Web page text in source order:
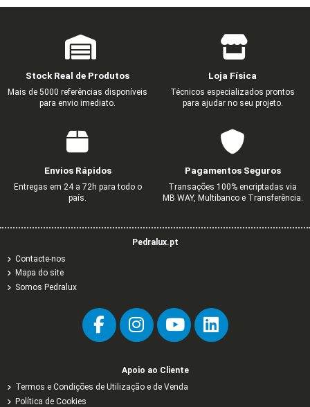
TECLA SIMPLES
0,80 € 1,34 €
ESPELHO DUPLO
1,27 €2,12 €
0,97 € 1,62 €
SUPORTE PARA TAMPA
COMUTADOR DE
Stock Real de Produtos
Mais de 5000 referências disponíveis
para envio imediato.
Loja Física
Técnicos especializados prontos
para ajudar no seu projeto.
Envios Rápidos
Entregas em 24 a 72h para todo o
país.
Pagamentos Seguros
Transações 100% encriptadas via
MB WAY, Multibanco e Transferência.
Pedralux.pt
Contacte-nos
Mapa do site
Somos Pedralux
Apoio ao Cliente
Termos e Condições de Utilização e de Venda
Política de Cookies